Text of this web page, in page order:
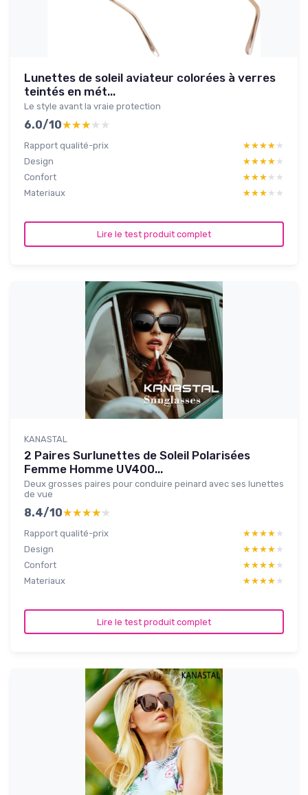
Lunettes de soleil aviateur colorées à verres
teintés en mét...
Le style avant la vraie protection
6.0/10★★★★★
★★★★★
Rapport qualité-prix ★★★★★
★★★★★
Design
★★★★★
★★★★★
Confort
★★★★★
★★★★★
Materiaux
★★★★★
★★★★★
Lire le test produit complet
KANASTAL
2 Paires Surlunettes de Soleil Polarisées
Femme Homme UV400...
Deux grosses paires pour conduire peinard avec ses lunettes
de vue
8.4/10★★★★★
★★★★★
Rapport qualité-prix ★★★★★
★★★★★
Design
★★★★★
★★★★★
Confort
★★★★★
★★★★★
Materiaux
★★★★★
★★★★★
Lire le test produit complet